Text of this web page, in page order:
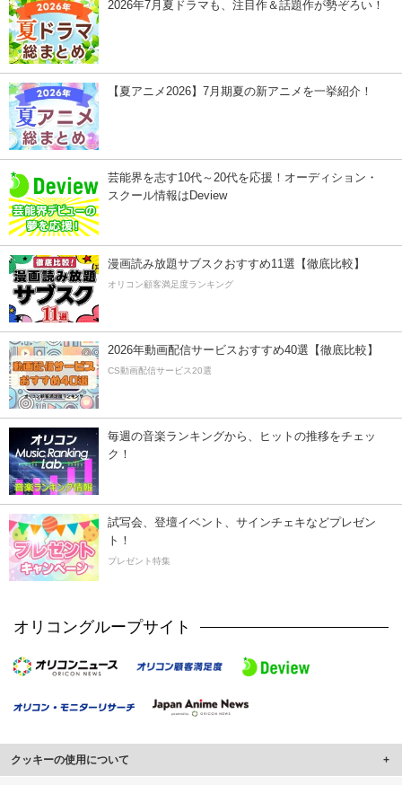
2026年7月夏ドラマも、注目作＆話題作が勢ぞろい！
【夏アニメ2026】7月期夏の新アニメを一挙紹介！
芸能界を志す10代～20代を応援！オーディション・
スクール情報はDeview
漫画読み放題サブスクおすすめ11選【徹底比較】
オリコン顧客満足度ランキング
2026年動画配信サービスおすすめ40選【徹底比較】
CS動画配信サービス20選
毎週の音楽ランキングから、ヒットの推移をチェッ
ク！
試写会、登壇イベント、サインチェキなどプレゼン
ト！
プレゼント特集
オリコングループサイト
クッキーの使用について